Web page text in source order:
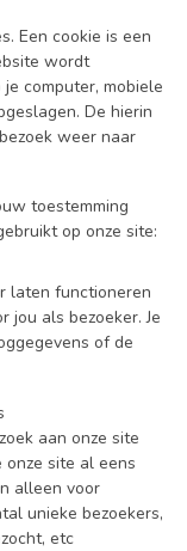
Een cookie is een
wordt
computer, mobiele
De hierin
weer naar
toestemming
op onze site:
laten functioneren
jou als bezoeker. Je
of de
aan onze site
site al eens
alleen voor
unieke bezoekers,
etc